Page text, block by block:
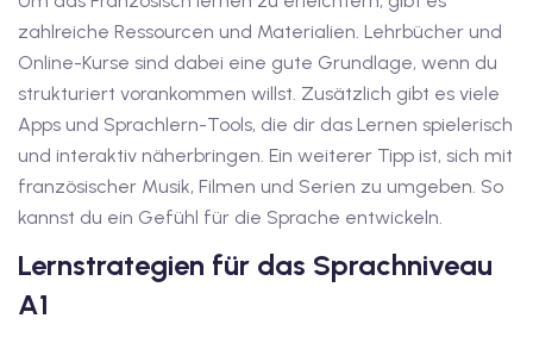
B1
Deutschkurse mit
Deutschkurse mit
mit Gutschein
zahlreiche Ressourcen und Materialien. Lehrbücher und
Online-Kurse sind dabei eine gute Grundlage, wenn du
strukturiert vorankommen willst. Zusätzlich gibt es viele
Apps und Sprachlern-Tools, die dir das Lernen spielerisch
und interaktiv näherbringen. Ein weiterer Tipp ist, sich mit
französischer Musik, Filmen und Serien zu umgeben. So
kannst du ein Gefühl für die Sprache entwickeln.
Lernstrategien für das Sprachniveau
A1